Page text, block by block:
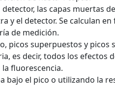
las capas muertas
y el detector. Se calculan en
de medición.
picos superpuestos y picos
es decir, todos los efectos
fluorescencia.
bajo el pico o utilizando la